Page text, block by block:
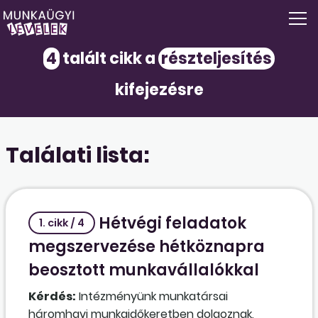
4 talált cikk a részteljesítés
kifejezésre
Találati lista:
1. cikk / 4
Hétvégi feladatok
megszervezése hétköznapra
beosztott munkavállalókkal
Kérdés: Intézményünk munkatársai
háromhavi munkaidőkeretben dolgoznak,